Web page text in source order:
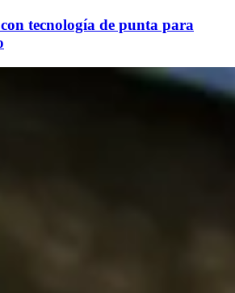
tecnología de punta para